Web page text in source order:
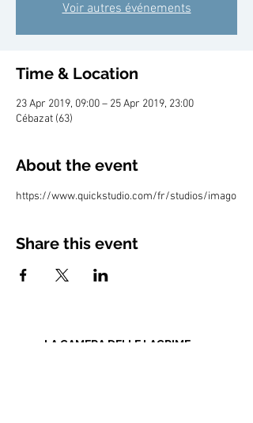
Voir autres événements
Time & Location
23 Apr 2019, 09:00 – 25 Apr 2019, 23:00
Cébazat (63)
About the event
https://www.quickstudio.com/fr/studios/imago
Share this event
LA CAMERA DELLE LACRIME